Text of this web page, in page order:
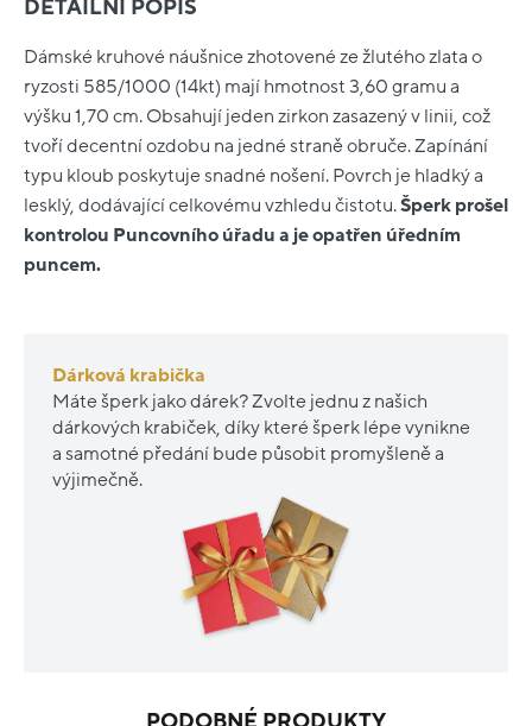
DETAILNÍ POPIS
Dámské kruhové náušnice zhotovené ze žlutého zlata o
ryzosti 585/1000 (14kt) mají hmotnost 3,60 gramu a
výšku 1,70 cm. Obsahují jeden zirkon zasazený v linii, což
tvoří decentní ozdobu na jedné straně obruče. Zapínání
typu kloub poskytuje snadné nošení. Povrch je hladký a
lesklý, dodávající celkovému vzhledu čistotu.Šperk prošel
kontrolou Puncovního úřadu a je opatřen úředním
puncem.
Dárková krabička
Máte šperk jako dárek? Zvolte jednu z našich
dárkových krabiček, díky které šperk lépe vynikne
a samotné předání bude působit promyšleně a
výjimečně.
PODOBNÉ PRODUKTY